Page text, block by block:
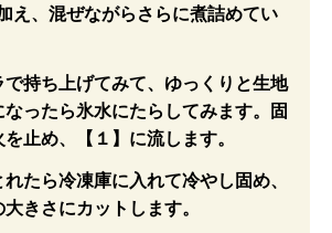
え、混ぜながらさらに煮詰めてい
で持ち上げてみて、ゆっくりと生地
ったら氷水にたらしてみます。固
止め、【１】に流します。
れたら冷凍庫に入れて冷やし固め、
きさにカットします。